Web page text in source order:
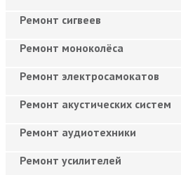
Ремонт сигвеев
Ремонт моноколёса
Ремонт электросамокатов
Ремонт акустических систем
Ремонт аудиотехники
Ремонт усилителей